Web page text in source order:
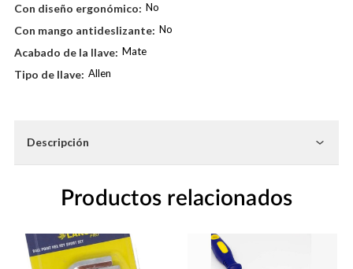
Con diseño ergonómico: No
Con mango antideslizante: No
Acabado de la llave: Mate
Tipo de llave: Allen
Descripción
Productos relacionados